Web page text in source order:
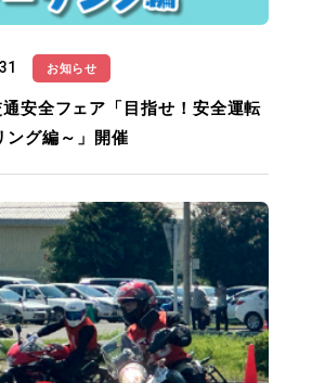
お知らせ
安全フェア「目指せ！安全運転
ング編～」開催